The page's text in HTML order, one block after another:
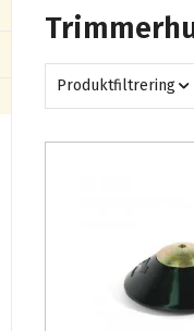
Produktfiltrering